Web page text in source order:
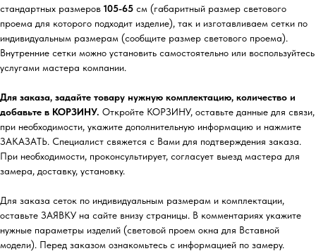
стандартных размеров 105-65 см (габаритный размер светового
проема для которого подходит изделие), так и изготавливаем сетки по
индивидуальным размерам (сообщите размер светового проема).
Внутренние сетки можно установить самостоятельно или воспользуйтесь
услугами мастера компании.
Для заказа, задайте товару нужную комплектацию, количество и
добавьте в КОРЗИНУ. Откройте КОРЗИНУ, оставьте данные для связи,
при необходимости, укажите дополнительную информацию и нажмите
ЗАКАЗАТЬ. Специалист свяжется с Вами для подтверждения заказа.
При необходимости, проконсультирует, согласует выезд мастера для
замера, доставку, установку.
Для заказа сеток по индивидуальным размерам и комплектации,
оставьте ЗАЯВКУ на сайте внизу страницы. В комментариях укажите
нужные параметры изделий (световой проем окна для Вставной
модели). Перед заказом ознакомьтесь с информацией по замеру.